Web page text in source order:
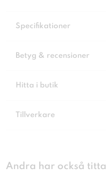
Specifikationer
Betyg & recensioner
Hitta i butik
Tillverkare
Andra har också